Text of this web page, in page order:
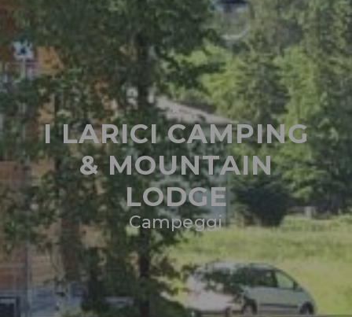
I LARICI CAMPING
& MOUNTAIN
LODGE
Campeggi